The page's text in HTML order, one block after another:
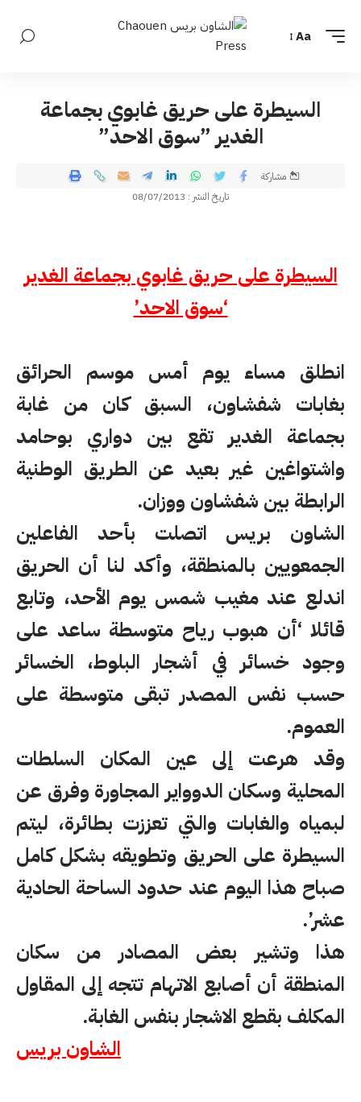
Aa
السيطرة على حريق غابوي بجماعة
الغدير ”سوق الاحد”
تاريخ النشر : 08/07/2013
مشاركة
السيطرة على حريق غابوي بجماعة الغدير
‘سوق الاحد’
انطلق مساء يوم أمس موسم الحرائق
بغابات شفشاون، السبق كان من غابة
بجماعة الغدير تقع بين دواري بوحامد
واشتواغين غير بعيد عن الطريق الوطنية
الرابطة بين شفشاون ووزان.
الشاون بريس اتصلت بأحد الفاعلين
الجمعويين بالمنطقة، وأكد لنا أن الحريق
اندلع عند مغيب شمس يوم الأحد، وتابع
قائلا ‘أن هبوب رياح متوسطة ساعد على
وجود خسائر في أشجار البلوط، الخسائر
حسب نفس المصدر تبقى متوسطة على
العموم.
وقد هرعت إلى عين المكان السلطات
المحلية وسكان الدوواير المجاورة وفرق عن
لبمياه والغابات والتي تعززت بطائرة، ليتم
السيطرة على الحريق وتطويقه بشكل كامل
صباح هذا اليوم عند حدود الساحة الحادية
عشر’.
هذا وتشير بعض المصادر من سكان
المنطقة أن أصابع الاتهام تتجه إلى المقاول
المكلف بقطع الاشجار بنفس الغابة.
الشاون بريس